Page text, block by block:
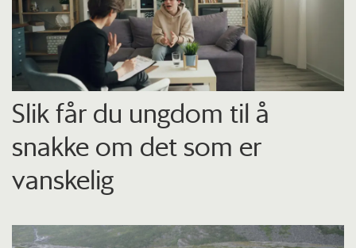
Slik får du ungdom til å
snakke om det som er
vanskelig